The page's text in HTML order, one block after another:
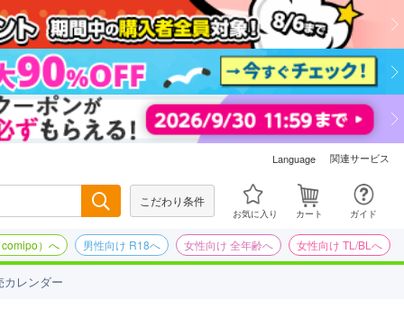
Language 関連サービス
こだわり条件
お気に入り カート ガイド
）へ 男性向け R18へ 女性向け 全年齢へ 女性向け TL/BLへ
カレンダー